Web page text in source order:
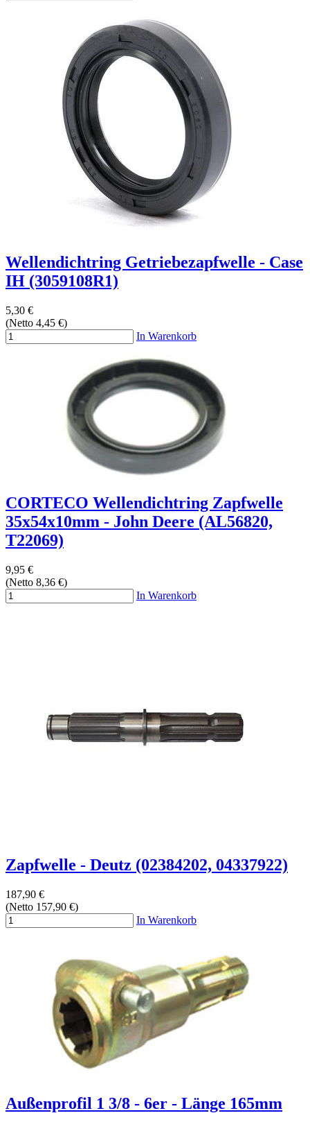
Wellendichtring Getriebezapfwelle - Case
IH (3059108R1)
5,30 €
(Netto 4,45 €)
In Warenkorb
CORTECO Wellendichtring Zapfwelle
35x54x10mm - John Deere (AL56820,
T22069)
9,95 €
(Netto 8,36 €)
In Warenkorb
Zapfwelle - Deutz (02384202, 04337922)
187,90 €
(Netto 157,90 €)
In Warenkorb
Außenprofil 1 3/8 - 6er - Länge 165mm